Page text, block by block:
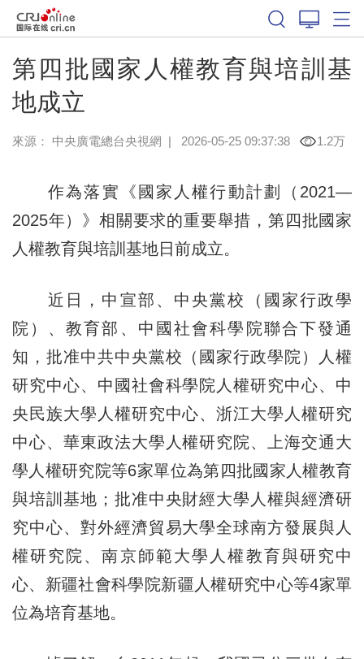
第四批國家人權教育與培訓基
地成立
來源： 中央廣電總台央視網 | 2026-05-25 09:37:38 1.2万
作為落實《國家人權行動計劃（2021—
2025年）》相關要求的重要舉措，第四批國家
人權教育與培訓基地日前成立。
近日，中宣部、中央黨校（國家行政學
院）、教育部、中國社會科學院聯合下發通
知，批准中共中央黨校（國家行政學院）人權
研究中心、中國社會科學院人權研究中心、中
央民族大學人權研究中心、浙江大學人權研究
中心、華東政法大學人權研究院、上海交通大
學人權研究院等6家單位為第四批國家人權教育
與培訓基地；批准中央財經大學人權與經濟研
究中心、對外經濟貿易大學全球南方發展與人
權研究院、南京師範大學人權教育與研究中
心、新疆社會科學院新疆人權研究中心等4家單
位為培育基地。